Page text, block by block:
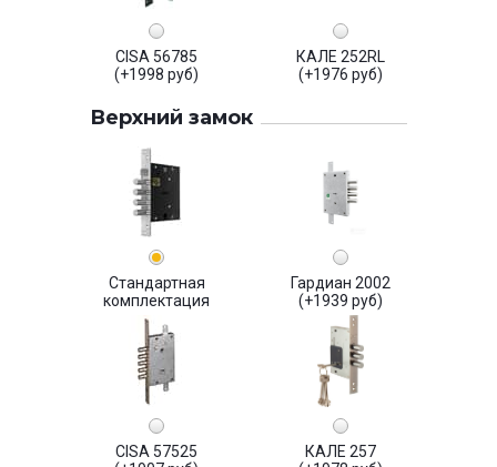
CISA 56785
(+1998 руб)
КАЛЕ 252RL
(+1976 руб)
Верхний замок
Стандартная
комплектация
Гардиан 2002
(+1939 руб)
CISA 57525
КАЛЕ 257